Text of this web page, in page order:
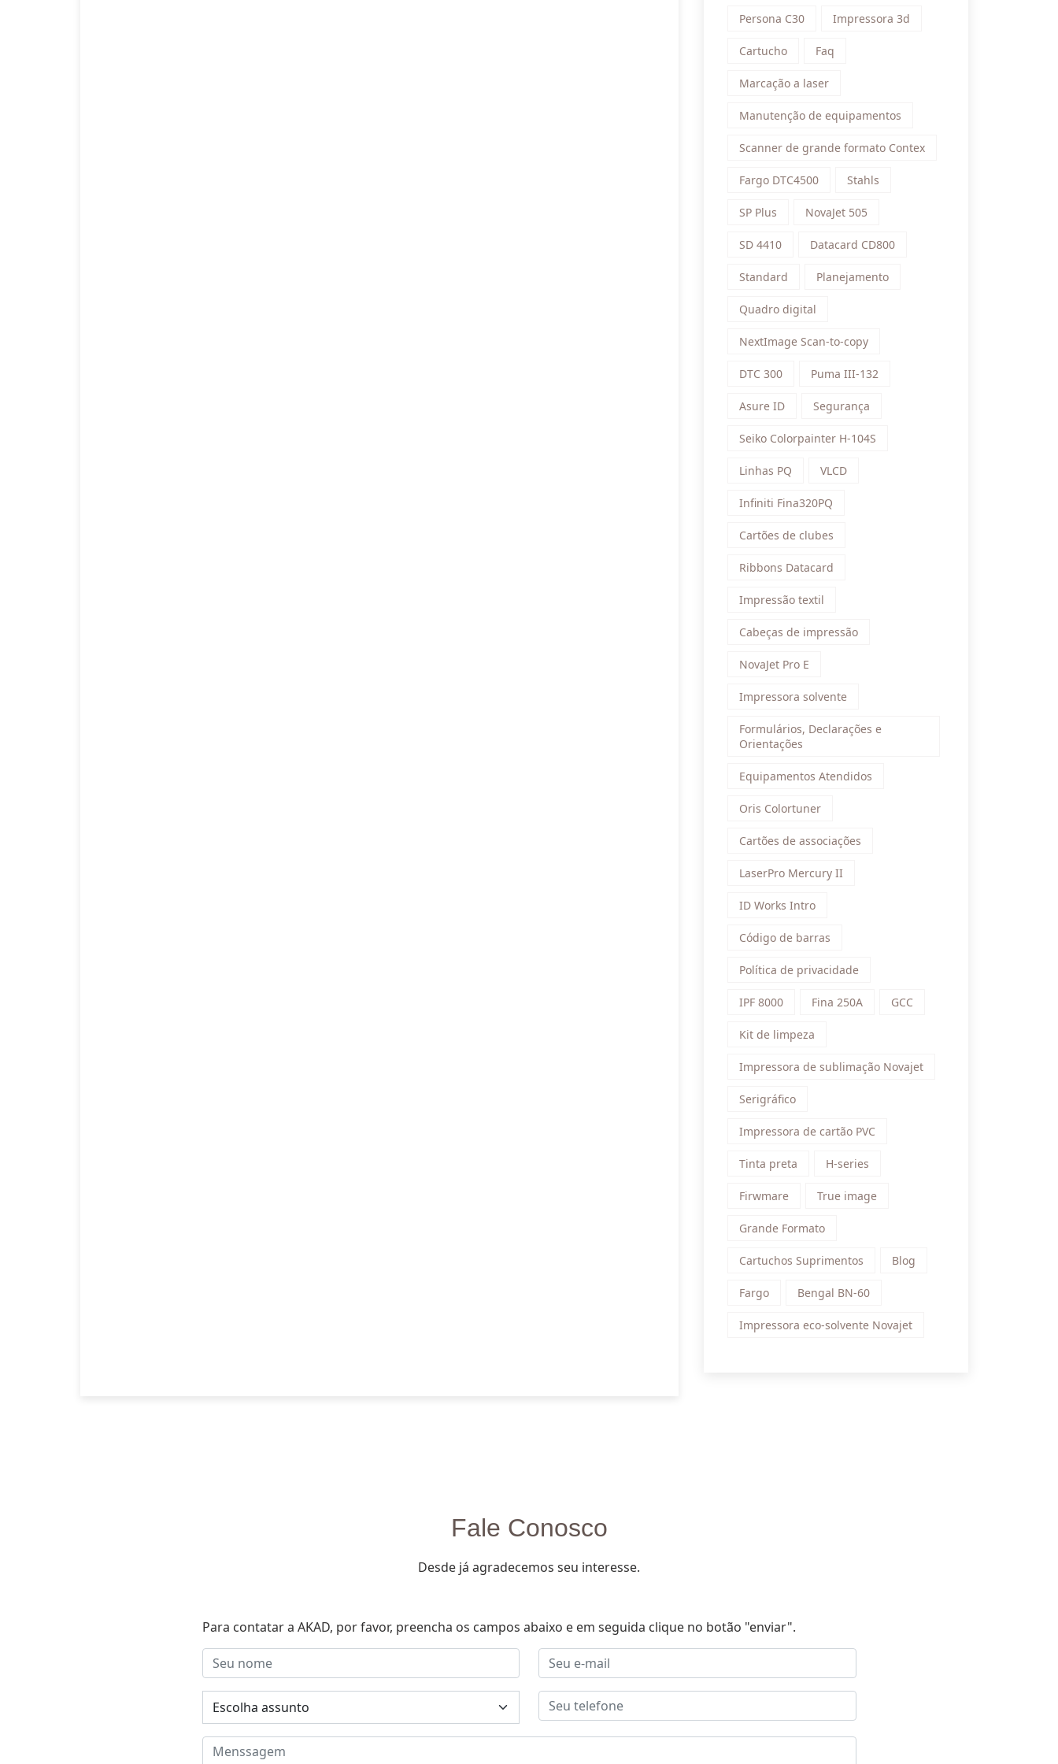
Persona C30 Impressora 3d
Cartucho Faq
Marcação a laser
Manutenção de equipamentos
Scanner de grande formato Contex
Fargo DTC4500 Stahls
SP Plus NovaJet 505
SD 4410 Datacard CD800
Standard Planejamento
Quadro digital
NextImage Scan-to-copy
DTC 300 Puma III-132
Asure ID Segurança
Seiko Colorpainter H-104S
Linhas PQ VLCD
Infiniti Fina320PQ
Cartões de clubes
Ribbons Datacard
Impressão textil
Cabeças de impressão
NovaJet Pro E
Impressora solvente
Formulários, Declarações e
Orientações
Equipamentos Atendidos
Oris Colortuner
Cartões de associações
LaserPro Mercury II
ID Works Intro
Código de barras
Política de privacidade
IPF 8000 Fina 250A GCC
Kit de limpeza
Impressora de sublimação Novajet
Serigráfico
Impressora de cartão PVC
Tinta preta H-series
Firwmare True image
Grande Formato
Cartuchos Suprimentos Blog
Fargo Bengal BN-60
Impressora eco-solvente Novajet
Fale Conosco
Desde já agradecemos seu interesse.
Para contatar a AKAD, por favor, preencha os campos abaixo e em seguida clique no botão "enviar".